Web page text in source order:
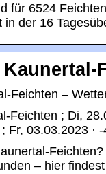
für 6524
der 16
Kaunertal-
Feichten –
Feichten ; Di,
Fr, 03.03.2023 ·
– hier